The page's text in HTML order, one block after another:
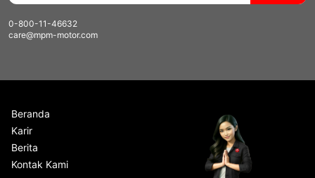
0-800-11-46632
care@mpm-motor.com
Beranda
Karir
Berita
Kontak Kami